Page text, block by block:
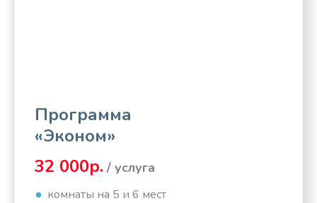
Программа
«Эконом»
32 000р. / услуга
комнаты на 5 и 6 мест